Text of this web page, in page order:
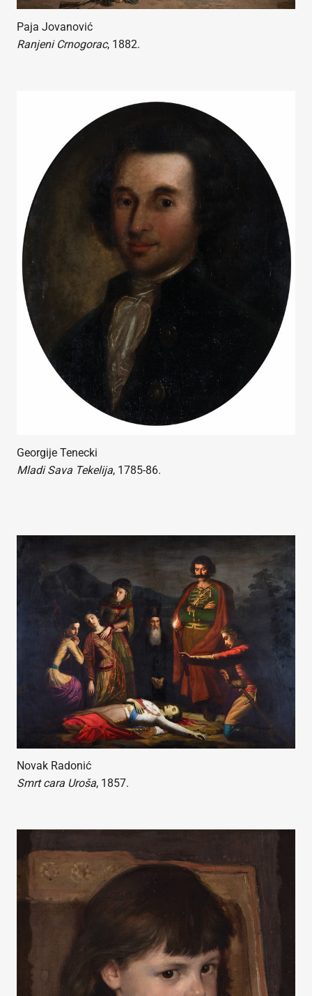
Paja Jovanović
Ranjeni Crnogorac, 1882.
Georgije Tenecki
Mladi Sava Tekelija, 1785-86.
Novak Radonić
Smrt cara Uroša, 1857.